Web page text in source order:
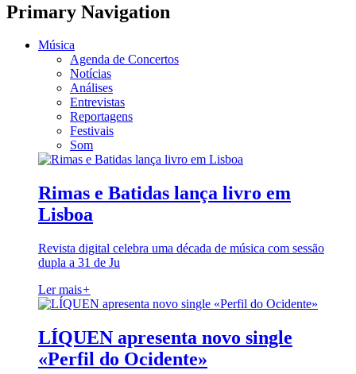
Primary Navigation
Música
Agenda de Concertos
Notícias
Análises
Entrevistas
Reportagens
Festivais
Som
Rimas e Batidas lança livro em
Lisboa
Revista digital celebra uma década de música com sessão
dupla a 31 de Ju
Ler mais+
LÍQUEN apresenta novo single
«Perfil do Ocidente»